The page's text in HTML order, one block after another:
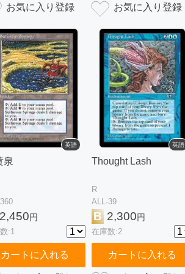
英語
泉
円
:1
カートに入れる
英語
Thought Lash
R
ALL-39
B 2,300円
在庫数:2
カートに入れる